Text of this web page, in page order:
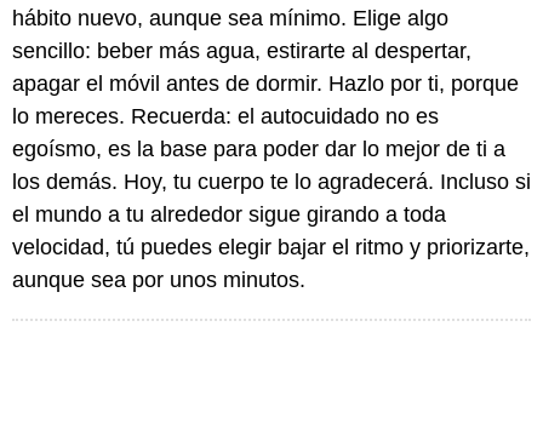
hábito nuevo, aunque sea mínimo. Elige algo
sencillo: beber más agua, estirarte al despertar,
apagar el móvil antes de dormir. Hazlo por ti, porque
lo mereces. Recuerda: el autocuidado no es
egoísmo, es la base para poder dar lo mejor de ti a
los demás. Hoy, tu cuerpo te lo agradecerá. Incluso si
el mundo a tu alrededor sigue girando a toda
velocidad, tú puedes elegir bajar el ritmo y priorizarte,
aunque sea por unos minutos.